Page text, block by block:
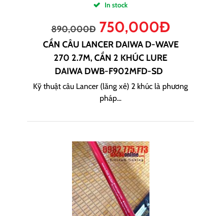
In stock
890,000Đ 750,000Đ
CẦN CÂU LANCER DAIWA D-WAVE
270 2.7M, CẦN 2 KHÚC LURE
DAIWA DWB-F902MFD-SD
Kỹ thuật câu Lancer (lăng xê) 2 khúc là phương
pháp...